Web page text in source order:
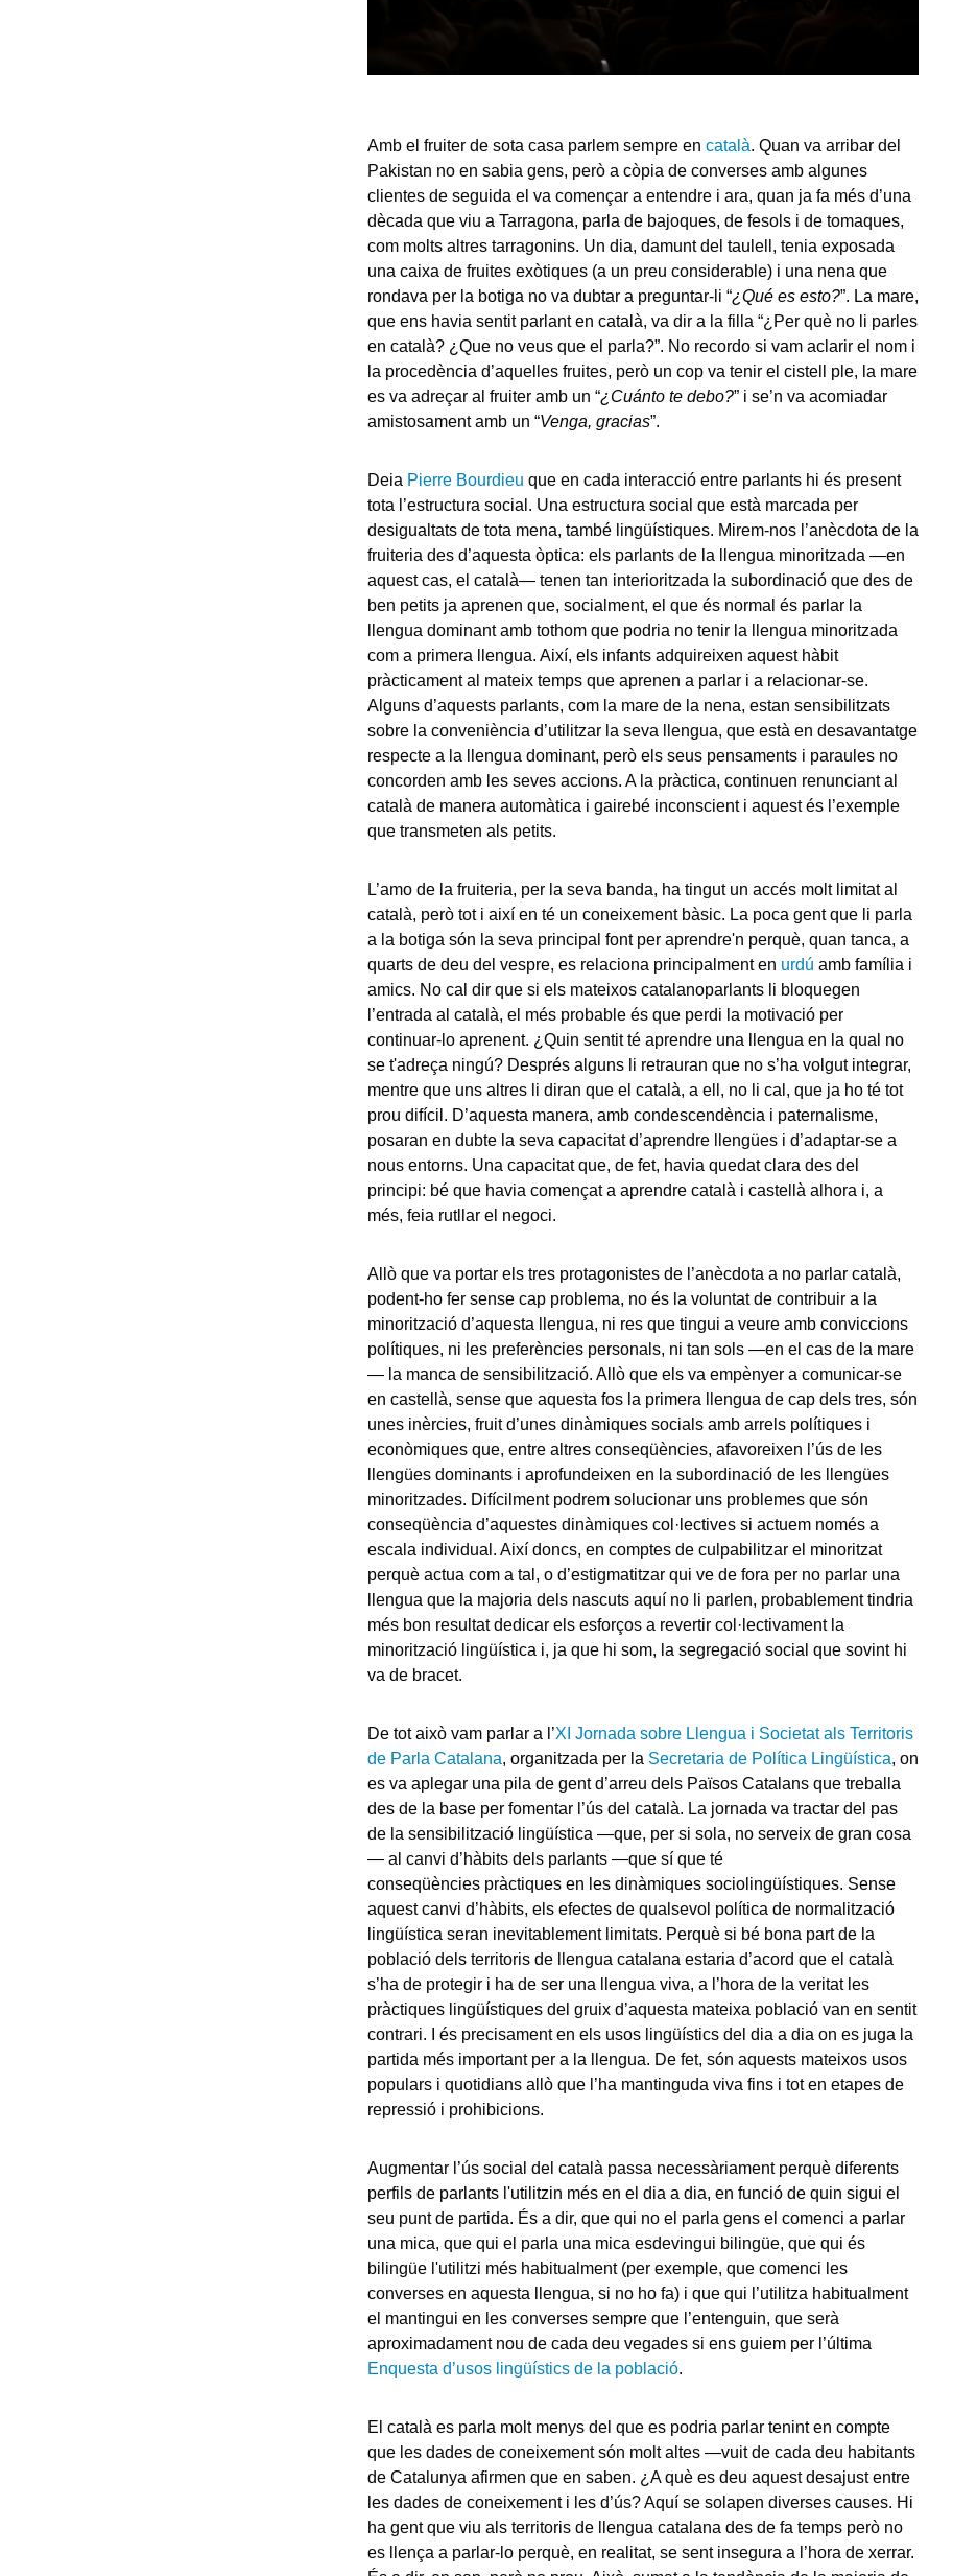
Amb el fruiter de sota casa parlem sempre en català. Quan va arribar del
Pakistan no en sabia gens, però a còpia de converses amb algunes
clientes de seguida el va començar a entendre i ara, quan ja fa més d’una
dècada que viu a Tarragona, parla de bajoques, de fesols i de tomaques,
com molts altres tarragonins. Un dia, damunt del taulell, tenia exposada
una caixa de fruites exòtiques (a un preu considerable) i una nena que
rondava per la botiga no va dubtar a preguntar-li “¿Qué es esto?”. La mare,
que ens havia sentit parlant en català, va dir a la filla “¿Per què no li parles
en català? ¿Que no veus que el parla?”. No recordo si vam aclarir el nom i
la procedència d’aquelles fruites, però un cop va tenir el cistell ple, la mare
es va adreçar al fruiter amb un “¿Cuánto te debo?” i se’n va acomiadar
amistosament amb un “Venga, gracias”.
Deia Pierre Bourdieu que en cada interacció entre parlants hi és present
tota l’estructura social. Una estructura social que està marcada per
desigualtats de tota mena, també lingüístiques. Mirem-nos l’anècdota de la
fruiteria des d’aquesta òptica: els parlants de la llengua minoritzada —en
aquest cas, el català— tenen tan interioritzada la subordinació que des de
ben petits ja aprenen que, socialment, el que és normal és parlar la
llengua dominant amb tothom que podria no tenir la llengua minoritzada
com a primera llengua. Així, els infants adquireixen aquest hàbit
pràcticament al mateix temps que aprenen a parlar i a relacionar-se.
Alguns d’aquests parlants, com la mare de la nena, estan sensibilitzats
sobre la conveniència d’utilitzar la seva llengua, que està en desavantatge
respecte a la llengua dominant, però els seus pensaments i paraules no
concorden amb les seves accions. A la pràctica, continuen renunciant al
català de manera automàtica i gairebé inconscient i aquest és l’exemple
que transmeten als petits.
L’amo de la fruiteria, per la seva banda, ha tingut un accés molt limitat al
català, però tot i així en té un coneixement bàsic. La poca gent que li parla
a la botiga són la seva principal font per aprendre'n perquè, quan tanca, a
quarts de deu del vespre, es relaciona principalment en urdú amb família i
amics. No cal dir que si els mateixos catalanoparlants li bloquegen
l’entrada al català, el més probable és que perdi la motivació per
continuar-lo aprenent. ¿Quin sentit té aprendre una llengua en la qual no
se t'adreça ningú? Després alguns li retrauran que no s’ha volgut integrar,
mentre que uns altres li diran que el català, a ell, no li cal, que ja ho té tot
prou difícil. D’aquesta manera, amb condescendència i paternalisme,
posaran en dubte la seva capacitat d’aprendre llengües i d’adaptar-se a
nous entorns. Una capacitat que, de fet, havia quedat clara des del
principi: bé que havia començat a aprendre català i castellà alhora i, a
més, feia rutllar el negoci.
Allò que va portar els tres protagonistes de l’anècdota a no parlar català,
podent-ho fer sense cap problema, no és la voluntat de contribuir a la
minorització d’aquesta llengua, ni res que tingui a veure amb conviccions
polítiques, ni les preferències personals, ni tan sols —en el cas de la mare
— la manca de sensibilització. Allò que els va empènyer a comunicar-se
en castellà, sense que aquesta fos la primera llengua de cap dels tres, són
unes inèrcies, fruit d’unes dinàmiques socials amb arrels polítiques i
econòmiques que, entre altres conseqüències, afavoreixen l’ús de les
llengües dominants i aprofundeixen en la subordinació de les llengües
minoritzades. Difícilment podrem solucionar uns problemes que són
conseqüència d’aquestes dinàmiques col·lectives si actuem només a
escala individual. Així doncs, en comptes de culpabilitzar el minoritzat
perquè actua com a tal, o d’estigmatitzar qui ve de fora per no parlar una
llengua que la majoria dels nascuts aquí no li parlen, probablement tindria
més bon resultat dedicar els esforços a revertir col·lectivament la
minorització lingüística i, ja que hi som, la segregació social que sovint hi
va de bracet.
De tot això vam parlar a l’XI Jornada sobre Llengua i Societat als Territoris
de Parla Catalana, organitzada per la Secretaria de Política Lingüística, on
es va aplegar una pila de gent d’arreu dels Països Catalans que treballa
des de la base per fomentar l’ús del català. La jornada va tractar del pas
de la sensibilització lingüística —que, per si sola, no serveix de gran cosa
— al canvi d’hàbits dels parlants —que sí que té
conseqüències pràctiques en les dinàmiques sociolingüístiques. Sense
aquest canvi d’hàbits, els efectes de qualsevol política de normalització
lingüística seran inevitablement limitats. Perquè si bé bona part de la
població dels territoris de llengua catalana estaria d’acord que el català
s’ha de protegir i ha de ser una llengua viva, a l’hora de la veritat les
pràctiques lingüístiques del gruix d’aquesta mateixa població van en sentit
contrari. I és precisament en els usos lingüístics del dia a dia on es juga la
partida més important per a la llengua. De fet, són aquests mateixos usos
populars i quotidians allò que l’ha mantinguda viva fins i tot en etapes de
repressió i prohibicions.
Augmentar l’ús social del català passa necessàriament perquè diferents
perfils de parlants l'utilitzin més en el dia a dia, en funció de quin sigui el
seu punt de partida. És a dir, que qui no el parla gens el comenci a parlar
una mica, que qui el parla una mica esdevingui bilingüe, que qui és
bilingüe l'utilitzi més habitualment (per exemple, que comenci les
converses en aquesta llengua, si no ho fa) i que qui l’utilitza habitualment
el mantingui en les converses sempre que l’entenguin, que serà
aproximadament nou de cada deu vegades si ens guiem per l’última
Enquesta d’usos lingüístics de la població.
El català es parla molt menys del que es podria parlar tenint en compte
que les dades de coneixement són molt altes —vuit de cada deu habitants
de Catalunya afirmen que en saben. ¿A què es deu aquest desajust entre
les dades de coneixement i les d’ús? Aquí se solapen diverses causes. Hi
ha gent que viu als territoris de llengua catalana des de fa temps però no
es llença a parlar-lo perquè, en realitat, se sent insegura a l’hora de xerrar.